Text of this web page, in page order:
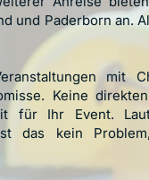
und Paderborn an.
mit
Keine
für Ihr Event.
das kein